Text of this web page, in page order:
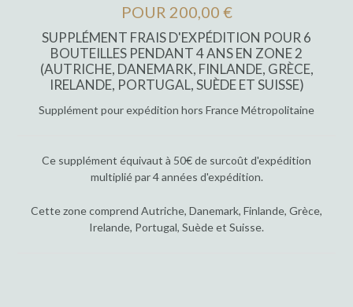
POUR 200,00 €
SUPPLÉMENT FRAIS D'EXPÉDITION POUR 6
BOUTEILLES PENDANT 4 ANS EN ZONE 2
(AUTRICHE, DANEMARK, FINLANDE, GRÈCE,
IRELANDE, PORTUGAL, SUÈDE ET SUISSE)
Supplément pour expédition hors France Métropolitaine
Ce supplément équivaut à 50€ de surcoût d'expédition
multiplié par 4 années d'expédition.
Cette zone comprend Autriche, Danemark, Finlande, Grèce,
Irelande, Portugal, Suède et Suisse.